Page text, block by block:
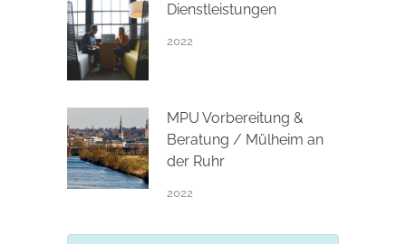
Dienstleistungen
2022
MPU Vorbereitung &
Beratung / Mülheim an
der Ruhr
2022